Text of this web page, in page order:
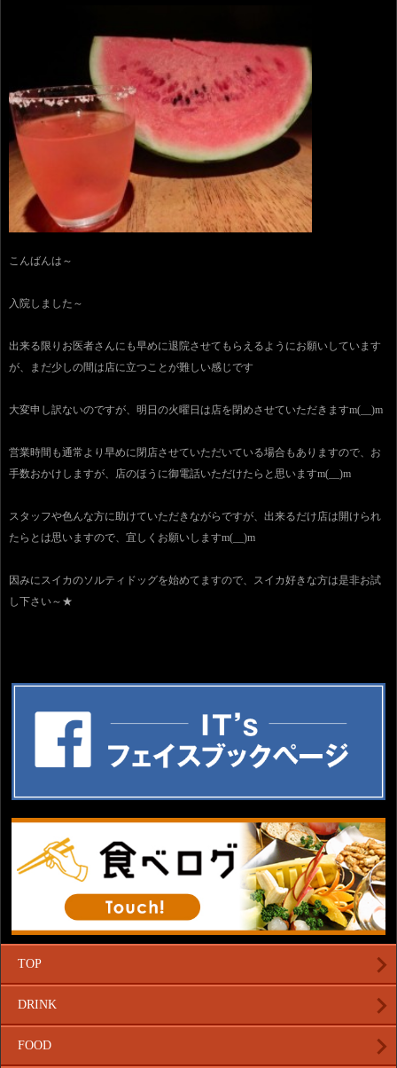
こんばんは～
入院しました～
出来る限りお医者さんにも早めに退院させてもらえるようにお願いしています
が、まだ少しの間は店に立つことが難しい感じです
大変申し訳ないのですが、明日の火曜日は店を閉めさせていただきますm(__)m
営業時間も通常より早めに閉店させていただいている場合もありますので、お
手数おかけしますが、店のほうに御電話いただけたらと思いますm(__)m
スタッフや色んな方に助けていただきながらですが、出来るだけ店は開けられ
たらとは思いますので、宜しくお願いしますm(__)m
因みにスイカのソルティドッグを始めてますので、スイカ好きな方は是非お試
し下さい～★
TOP
DRINK
FOOD